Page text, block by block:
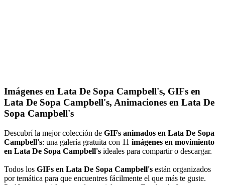
Imágenes en Lata De Sopa Campbell's, GIFs en
Lata De Sopa Campbell's, Animaciones en Lata De
Sopa Campbell's
Descubrí la mejor colección de GIFs animados en Lata De Sopa
Campbell's: una galería gratuita con 11 imágenes en movimiento
en Lata De Sopa Campbell's ideales para compartir o descargar.
Todos los GIFs en Lata De Sopa Campbell's están organizados
por temática para que encuentres fácilmente el que más te guste.